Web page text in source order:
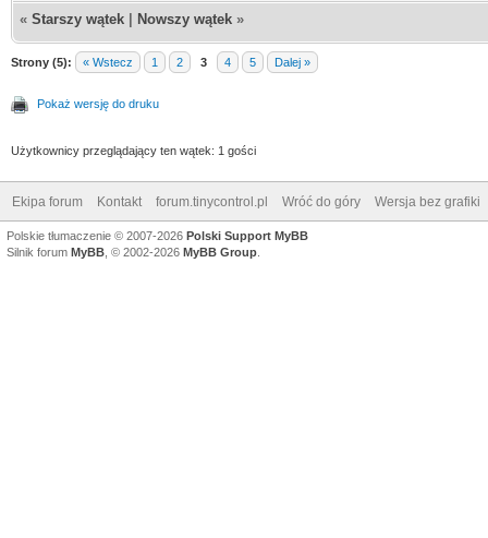
« Starszy wątek Nowszy wątek »
Strony (5): « Wstecz 1 2 3 4 5 Dalej »
Pokaż wersję do druku
Użytkownicy przeglądający ten wątek: 1 gości
Ekipa forum Kontakt forum.tinycontrol.pl Wróć do góry Wersja bez grafiki
Polskie tłumaczenie © 2007-2026 Polski Support MyBB
Silnik forum MyBB , © 2002-2026 MyBB Group